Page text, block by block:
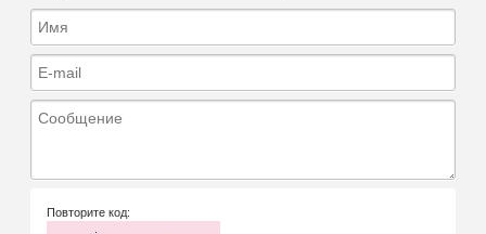
Имя
E-mail
Сообщение
Повторите код: